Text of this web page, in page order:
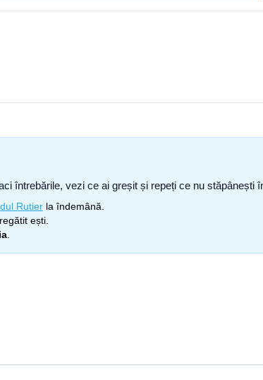
întrebările, vezi ce ai greșit și repeți ce nu
Rutier la îndemână.
ești.